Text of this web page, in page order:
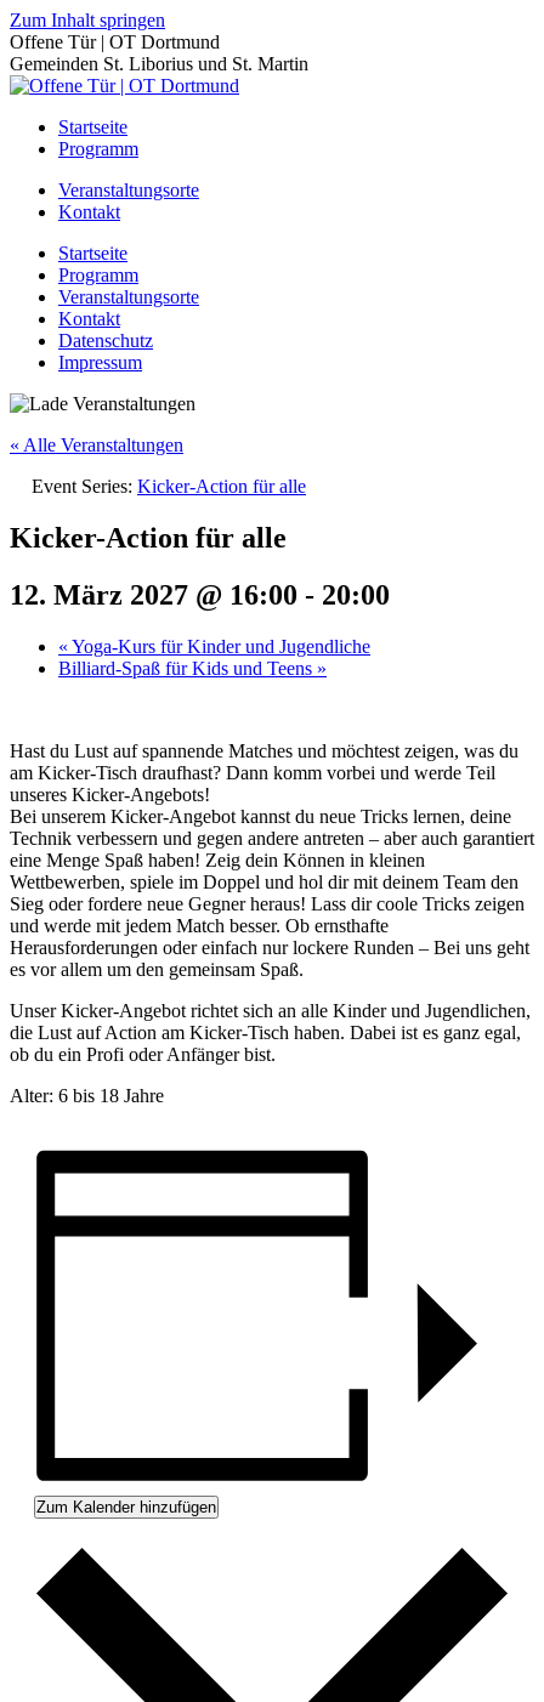
Zum Inhalt springen
Offene Tür | OT Dortmund
Gemeinden St. Liborius und St. Martin
Startseite
Programm
Veranstaltungsorte
Kontakt
Startseite
Programm
Veranstaltungsorte
Kontakt
Datenschutz
Impressum
« Alle Veranstaltungen
Event Series: Kicker-Action für alle
Kicker-Action für alle
12. März 2027 @ 16:00 - 20:00
« Yoga-Kurs für Kinder und Jugendliche
Billiard-Spaß für Kids und Teens »
Hast du Lust auf spannende Matches und möchtest zeigen, was du
am Kicker-Tisch draufhast? Dann komm vorbei und werde Teil
unseres Kicker-Angebots!
Bei unserem Kicker-Angebot kannst du neue Tricks lernen, deine
Technik verbessern und gegen andere antreten – aber auch garantiert
eine Menge Spaß haben! Zeig dein Können in kleinen
Wettbewerben, spiele im Doppel und hol dir mit deinem Team den
Sieg oder fordere neue Gegner heraus! Lass dir coole Tricks zeigen
und werde mit jedem Match besser. Ob ernsthafte
Herausforderungen oder einfach nur lockere Runden – Bei uns geht
es vor allem um den gemeinsam Spaß.
Unser Kicker-Angebot richtet sich an alle Kinder und Jugendlichen,
die Lust auf Action am Kicker-Tisch haben. Dabei ist es ganz egal,
ob du ein Profi oder Anfänger bist.
Alter: 6 bis 18 Jahre
Zum Kalender hinzufügen